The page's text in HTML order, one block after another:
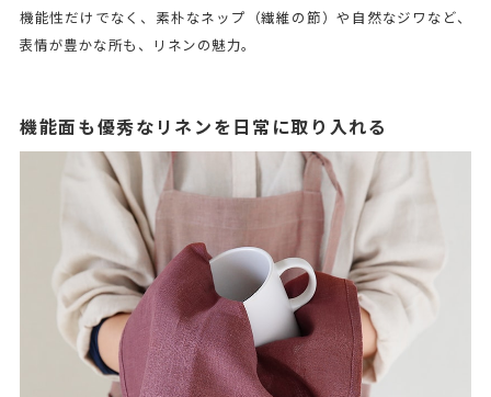
機能性だけでなく、素朴なネップ（繊維の節）や自然なジワなど、
表情が豊かな所も、リネンの魅力。
機能面も優秀なリネンを日常に取り入れる